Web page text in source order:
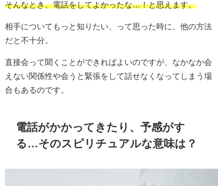
そんなとき、電話をしてよかったな…！と思えます。
相手についてもっと知りたい、って思った時に、他の方法
だと不十分。
直接会って聞くことができればよいのですが、なかなか会
えない関係性や会うと緊張をして話せなくなってしまう場
合もあるのです。
電話がかかってきたり、予感がす
る…そのスピリチュアルな意味は？